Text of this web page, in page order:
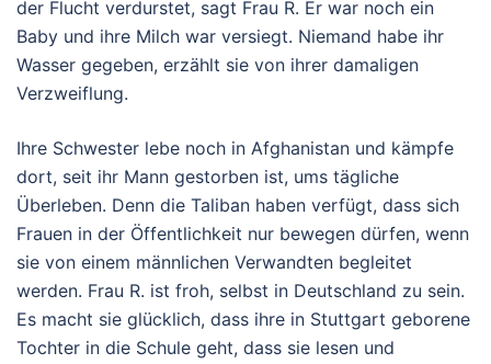
der Flucht verdurstet, sagt Frau R. Er war noch ein
Baby und ihre Milch war versiegt. Niemand habe ihr
Wasser gegeben, erzählt sie von ihrer damaligen
Verzweiflung.
Ihre Schwester lebe noch in Afghanistan und kämpfe
dort, seit ihr Mann gestorben ist, ums tägliche
Überleben. Denn die Taliban haben verfügt, dass sich
Frauen in der Öffentlichkeit nur bewegen dürfen, wenn
sie von einem männlichen Verwandten begleitet
werden. Frau R. ist froh, selbst in Deutschland zu sein.
Es macht sie glücklich, dass ihre in Stuttgart geborene
Tochter in die Schule geht, dass sie lesen und